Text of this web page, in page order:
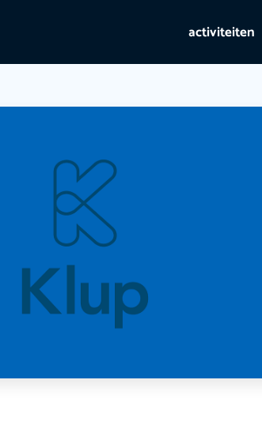
activiteiten